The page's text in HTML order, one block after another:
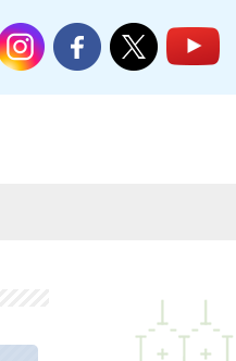
城市公式LINE結城市公式Instagram
結城市公式Facebook
結城市公式